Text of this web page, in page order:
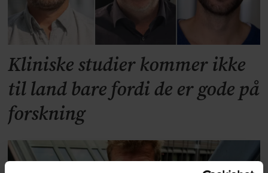
Kliniske studier kommer ikke
til land bare fordi de er gode på
forskning